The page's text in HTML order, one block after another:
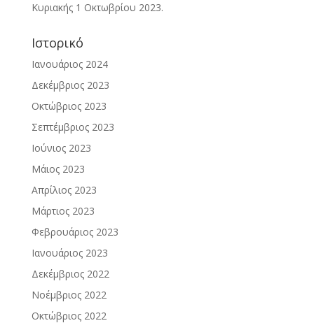
Κυριακής 1 Οκτωβρίου 2023.
Ιστορικό
Ιανουάριος 2024
Δεκέμβριος 2023
Οκτώβριος 2023
Σεπτέμβριος 2023
Ιούνιος 2023
Μάιος 2023
Απρίλιος 2023
Μάρτιος 2023
Φεβρουάριος 2023
Ιανουάριος 2023
Δεκέμβριος 2022
Νοέμβριος 2022
Οκτώβριος 2022